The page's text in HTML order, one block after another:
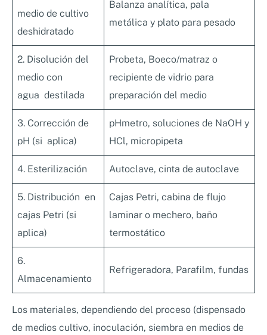
medio de cultivo
deshidratado
Balanza analítica, pala
metálica y plato para pesado
2. Disolución del
medio con
agua destilada
Probeta, Boeco/matraz o
recipiente de vidrio para
preparación del medio
3. Corrección de
pH (si aplica)
pHmetro, soluciones de NaOH y
HCl, micropipeta
4. Esterilización Autoclave, cinta de autoclave
5. Distribución en
cajas Petri (si
aplica)
Cajas Petri, cabina de flujo
laminar o mechero, baño
termostático
6.
Almacenamiento
Refrigeradora, Parafilm, fundas
Los materiales, dependiendo del proceso (dispensado
de medios cultivo, inoculación, siembra en medios de